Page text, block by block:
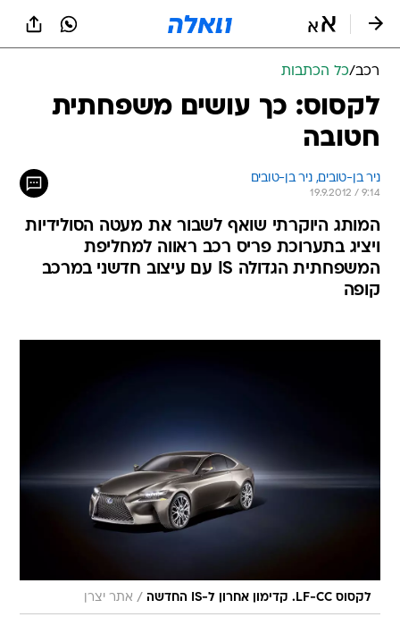
רכב/כל הכתבות
לקסוס: כך עושים משפחתית
חטובה
ניר בן-טובים, ניר בן-טובים
19.9.2012 / 9:14
המותג היוקרתי שואף לשבור את מעטה הסולידיות
ויציג בתערוכת פריס רכב ראווה למחליפת
המשפחתית הגדולה IS עם עיצוב חדשני במרכב
קופה
לקסוס LF-CC. קדימון אחרון ל-IS החדשה / אתר יצרן